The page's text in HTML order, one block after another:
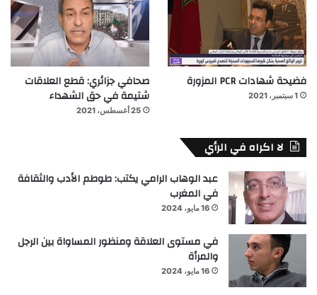
فضيحة شهادات PCR المزورة
1 سبتمبر، 2021
صحافي جزائري: قطع العلاقات
شتيمة في حق الشهداء
25 أغسطس، 2021
لا اكراه في الرأي
عبد الوهاب الرامي يكتب: طوطم الأدب والثقافة
في المغرب
16 مايو، 2024
في مستوى العلاقة ومنظور المساواة بين الرجل
والمرأة
16 مايو، 2024